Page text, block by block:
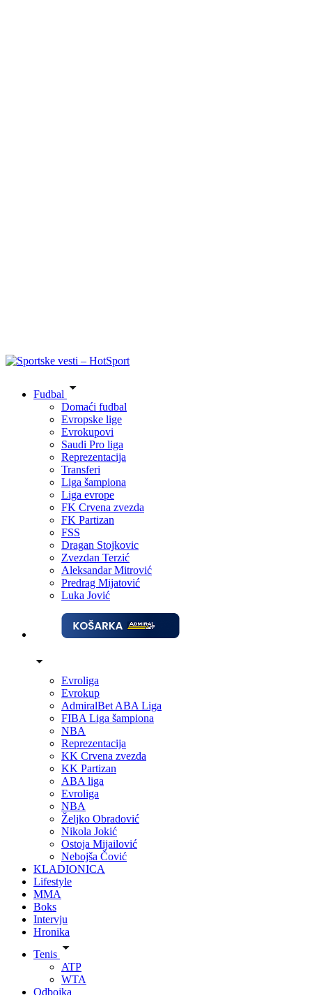
Fudbal
Domaći fudbal
Evropske lige
Evrokupovi
Saudi Pro liga
Reprezentacija
Transferi
Liga šampiona
Liga evrope
FK Crvena zvezda
FK Partizan
FSS
Dragan Stojkovic
Zvezdan Terzić
Aleksandar Mitrović
Predrag Mijatović
Luka Jović
Evroliga
Evrokup
AdmiralBet ABA Liga
FIBA Liga šampiona
NBA
Reprezentacija
KK Crvena zvezda
KK Partizan
ABA liga
Evroliga
NBA
Željko Obradović
Nikola Jokić
Ostoja Mijailović
Nebojša Čović
KLADIONICA
Lifestyle
MMA
Boks
Intervju
Hronika
Tenis
ATP
WTA
Odbojka